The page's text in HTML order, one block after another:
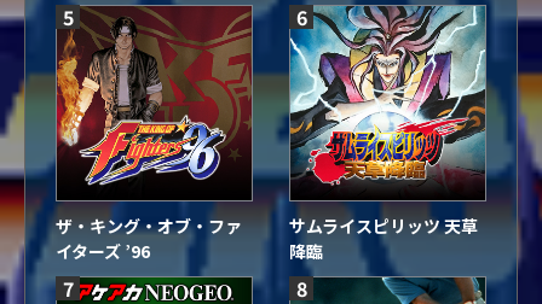
5
ザ・キング・オブ・ファ
イターズ ’96
6
サムライスピリッツ 天草
降臨
7 8